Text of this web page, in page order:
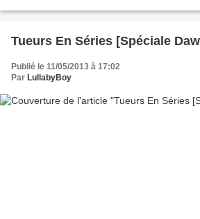
Tueurs En Séries [Spéciale
Publié le 11/05/2013 à 17:02
Par LullabyBoy